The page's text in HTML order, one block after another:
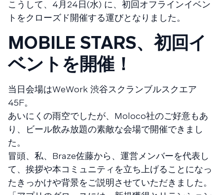
こうして、4月24日(水) に、初回オフラインイベン
トをクローズド開催する運びとなりました。
MOBILE STARS、初回イ
ベントを開催！
当日会場はWeWork 渋谷スクランブルスクエア
45F。
あいにくの雨空でしたが、Moloco社のご好意もあ
り、ビール飲み放題の素敵な会場で開催できまし
た。
冒頭、私、Braze佐藤から、運営メンバーを代表し
て、挨拶や本コミュニティを立ち上げることになっ
たきっかけや背景をご説明させていただきました。